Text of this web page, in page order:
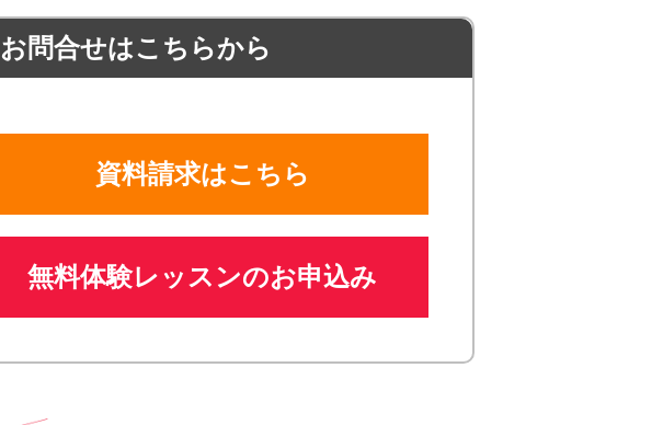
お問合せはこちらから
資料請求はこちら
無料体験レッスンのお申込み